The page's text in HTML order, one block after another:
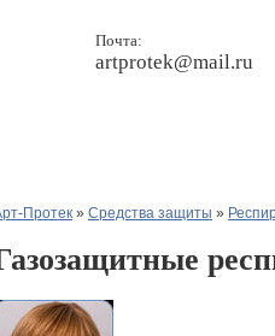
Почта:
artprotek@mail.ru
Протек » Средства защиты »